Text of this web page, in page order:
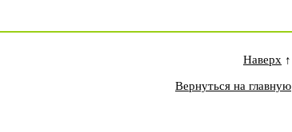
Наверх ↑
Вернуться на главную